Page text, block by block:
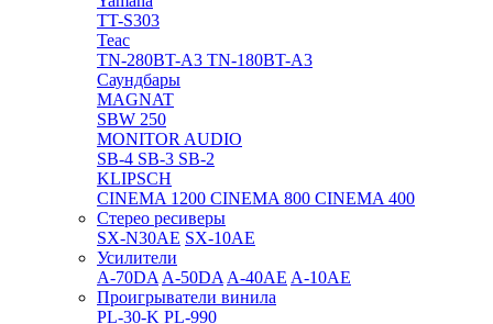
TT-S303
Teac
TN-280BT-A3 TN-180BT-A3
Саундбары
MAGNAT
SBW 250
MONITOR AUDIO
SB-4 SB-3 SB-2
KLIPSCH
CINEMA 1200 CINEMA 800 CINEMA 400
Стерео ресиверы
SX-N30AE SX-10AE
Усилители
A-70DA A-50DA A-40AE A-10AE
Проигрыватели винила
PL-30-K PL-990